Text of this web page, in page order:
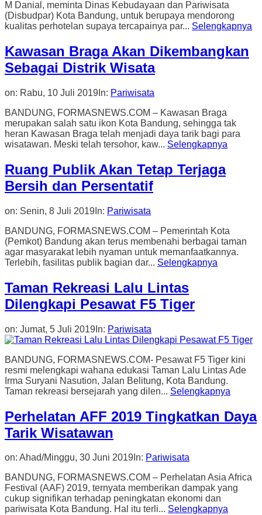
M Danial, meminta Dinas Kebudayaan dan Pariwisata
(Disbudpar) Kota Bandung, untuk berupaya mendorong
kualitas perhotelan supaya tercapainya par... Selengkapnya
Kawasan Braga Akan Dikembangkan
Sebagai Distrik Wisata
on: Rabu, 10 Juli 2019 In: Pariwisata
BANDUNG, FORMASNEWS.COM – Kawasan Braga
merupakan salah satu ikon Kota Bandung, sehingga tak
heran Kawasan Braga telah menjadi daya tarik bagi para
wisatawan. Meski telah tersohor, kaw... Selengkapnya
Ruang Publik Akan Tetap Terjaga
Bersih dan Persentatif
on: Senin, 8 Juli 2019 In: Pariwisata
BANDUNG, FORMASNEWS.COM – Pemerintah Kota
(Pemkot) Bandung akan terus membenahi berbagai taman
agar masyarakat lebih nyaman untuk memanfaatkannya.
Terlebih, fasilitas publik bagian dar... Selengkapnya
Taman Rekreasi Lalu Lintas
Dilengkapi Pesawat F5 Tiger
on: Jumat, 5 Juli 2019 In: Pariwisata
BANDUNG, FORMASNEWS.COM- Pesawat F5 Tiger kini
resmi melengkapi wahana edukasi Taman Lalu Lintas Ade
Irma Suryani Nasution, Jalan Belitung, Kota Bandung.
Taman rekreasi bersejarah yang dilen... Selengkapnya
Perhelatan AFF 2019 Tingkatkan Daya
Tarik Wisatawan
on: Ahad/Minggu, 30 Juni 2019 In: Pariwisata
BANDUNG, FORMASNEWS.COM – Perhelatan Asia Africa
Festival (AAF) 2019, ternyata memberikan dampak yang
cukup signifikan terhadap peningkatan ekonomi dan
pariwisata Kota Bandung. Hal itu terli... Selengkapnya